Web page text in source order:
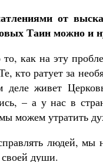
от
Таин можно и
как на эту
кто ратует за
деле живет
– а у нас в
можем утратить
людей, мы
души.